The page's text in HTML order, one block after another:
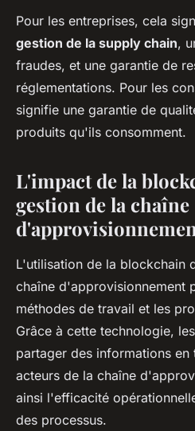
Pour les entreprises, cela
gestion de la supply chain,
fraudes, et une garantie de
réglementations. Pour les
signifie une garantie de
produits qu'ils consomment.
L'impact de la
gestion de la chaîne
L'utilisation de la blockchain
chaîne d'approvisionnement
méthodes de travail et les
Grâce à cette technologie,
partager des informations
acteurs de la chaîne
ainsi l'efficacité
des processus.